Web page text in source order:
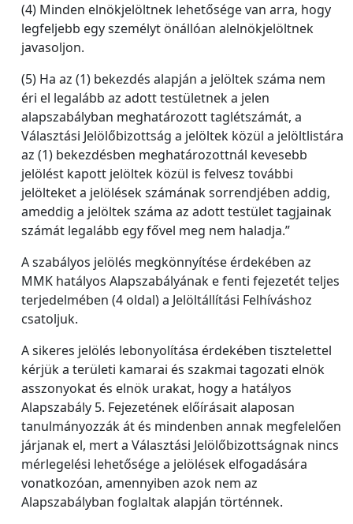
(4) Minden elnökjelöltnek lehetősége van arra, hogy
legfeljebb egy személyt önállóan alelnökjelöltnek
javasoljon.
(5) Ha az (1) bekezdés alapján a jelöltek száma nem
éri el legalább az adott testületnek a jelen
alapszabályban meghatározott taglétszámát, a
Választási Jelölőbizottság a jelöltek közül a jelöltlistára
az (1) bekezdésben meghatározottnál kevesebb
jelölést kapott jelöltek közül is felvesz további
jelölteket a jelölések számának sorrendjében addig,
ameddig a jelöltek száma az adott testület tagjainak
számát legalább egy fővel meg nem haladja.”
A szabályos jelölés megkönnyítése érdekében az
MMK hatályos Alapszabályának e fenti fejezetét teljes
terjedelmében (4 oldal) a Jelöltállítási Felhíváshoz
csatoljuk.
A sikeres jelölés lebonyolítása érdekében tisztelettel
kérjük a területi kamarai és szakmai tagozati elnök
asszonyokat és elnök urakat, hogy a hatályos
Alapszabály 5. Fejezetének előírásait alaposan
tanulmányozzák át és mindenben annak megfelelően
járjanak el, mert a Választási Jelölőbizottságnak nincs
mérlegelési lehetősége a jelölések elfogadására
vonatkozóan, amennyiben azok nem az
Alapszabályban foglaltak alapján történnek.